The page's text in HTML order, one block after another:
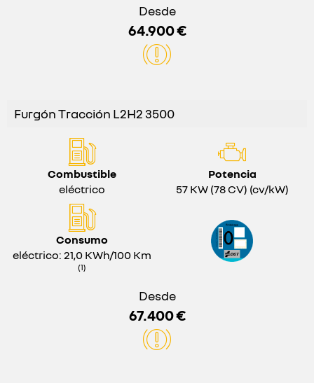
Desde
64.900 €
Furgón Tracción L2H2 3500
Combustible
eléctrico
Potencia
57 KW (78 CV) (cv/kW)
Consumo
eléctrico: 21,0 KWh/100 Km
(1)
Desde
67.400 €